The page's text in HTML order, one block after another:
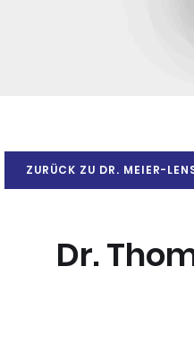
ZURÜCK ZU DR. MEIER-
Dr.